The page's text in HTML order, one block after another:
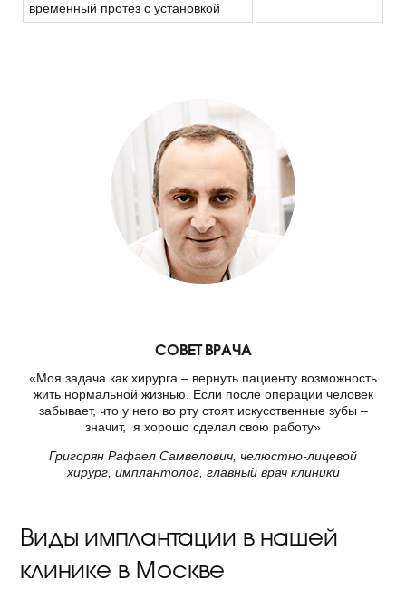
временный протез с установкой
СОВЕТ ВРАЧА
«Моя задача как хирурга – вернуть пациенту возможность
жить нормальной жизнью. Если после операции человек
забывает, что у него во рту стоят искусственные зубы –
значит, я хорошо сделал свою работу»
Григорян Рафаел Самвелович, челюстно-лицевой
хирург, имплантолог, главный врач клиники
Виды имплантации в нашей
клинике в Москве